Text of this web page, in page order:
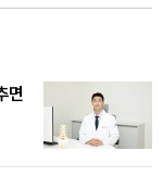
면